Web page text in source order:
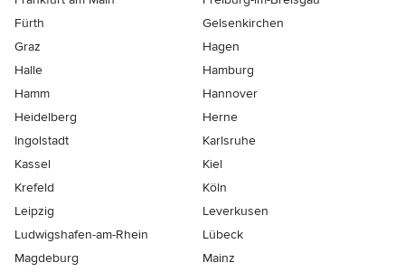
Fürth
Gelsenkirchen
Graz
Hagen
Halle
Hamburg
Hamm
Hannover
Heidelberg
Herne
Ingolstadt
Karlsruhe
Kassel
Kiel
Krefeld
Köln
Leipzig
Leverkusen
Ludwigshafen-am-Rhein
Lübeck
Magdeburg
Mainz